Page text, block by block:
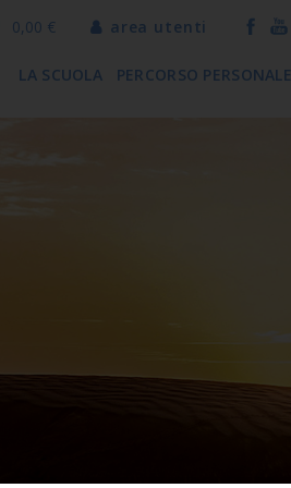
area utenti
0,00 €
LA SCUOLA PERCORSO PERSONALE